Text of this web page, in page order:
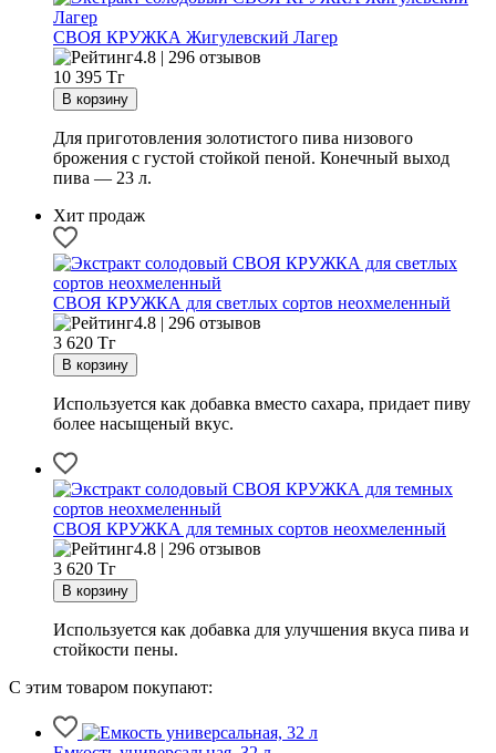
СВОЯ КРУЖКА Жигулевский Лагер
4.8 | 296 отзывов
10 395 Тг
Для приготовления золотистого пива низового
брожения с густой стойкой пеной. Конечный выход
пива — 23 л.
Хит продаж
СВОЯ КРУЖКА для светлых сортов неохмеленный
4.8 | 296 отзывов
3 620 Тг
Используется как добавка вместо сахара, придает пиву
более насыщеный вкус.
СВОЯ КРУЖКА для темных сортов неохмеленный
4.8 | 296 отзывов
3 620 Тг
Используется как добавка для улучшения вкуса пива и
стойкости пены.
С этим товаром покупают: